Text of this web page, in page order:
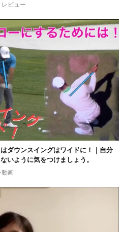
レビュー
ダウンスイングはワイドに！｜自分
いように気をつけましょう。
動画